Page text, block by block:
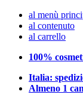
al menù
al contenuto
al carrello
100%
Italia:
Almeno 1